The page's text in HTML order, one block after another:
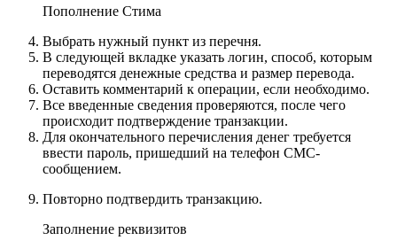
Пополнение Стима
Выбрать нужный пункт из перечня.
В следующей вкладке указать логин, способ, которым
переводятся денежные средства и размер перевода.
Оставить комментарий к операции, если необходимо.
Все введенные сведения проверяются, после чего
происходит подтверждение транзакции.
Для окончательного перечисления денег требуется
ввести пароль, пришедший на телефон СМС-
сообщением.
Повторно подтвердить транзакцию.
Заполнение реквизитов